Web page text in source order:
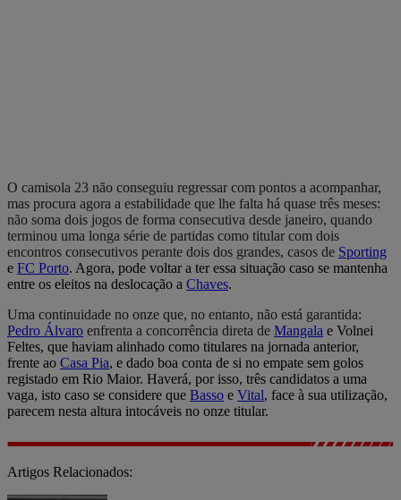
O camisola 23 não conseguiu regressar com pontos a acompanhar,
mas procura agora a estabilidade que lhe falta há quase três meses:
não soma dois jogos de forma consecutiva desde janeiro, quando
terminou uma longa série de partidas como titular com dois
encontros consecutivos perante dois dos grandes, casos de Sporting
e FC Porto. Agora, pode voltar a ter essa situação caso se mantenha
entre os eleitos na deslocação a Chaves.
Uma continuidade no onze que, no entanto, não está garantida:
Pedro Álvaro enfrenta a concorrência direta de Mangala e Volnei
Feltes, que haviam alinhado como titulares na jornada anterior,
frente ao Casa Pia, e dado boa conta de si no empate sem golos
registado em Rio Maior. Haverá, por isso, três candidatos a uma
vaga, isto caso se considere que Basso e Vital, face à sua utilização,
parecem nesta altura intocáveis no onze titular.
Artigos Relacionados: